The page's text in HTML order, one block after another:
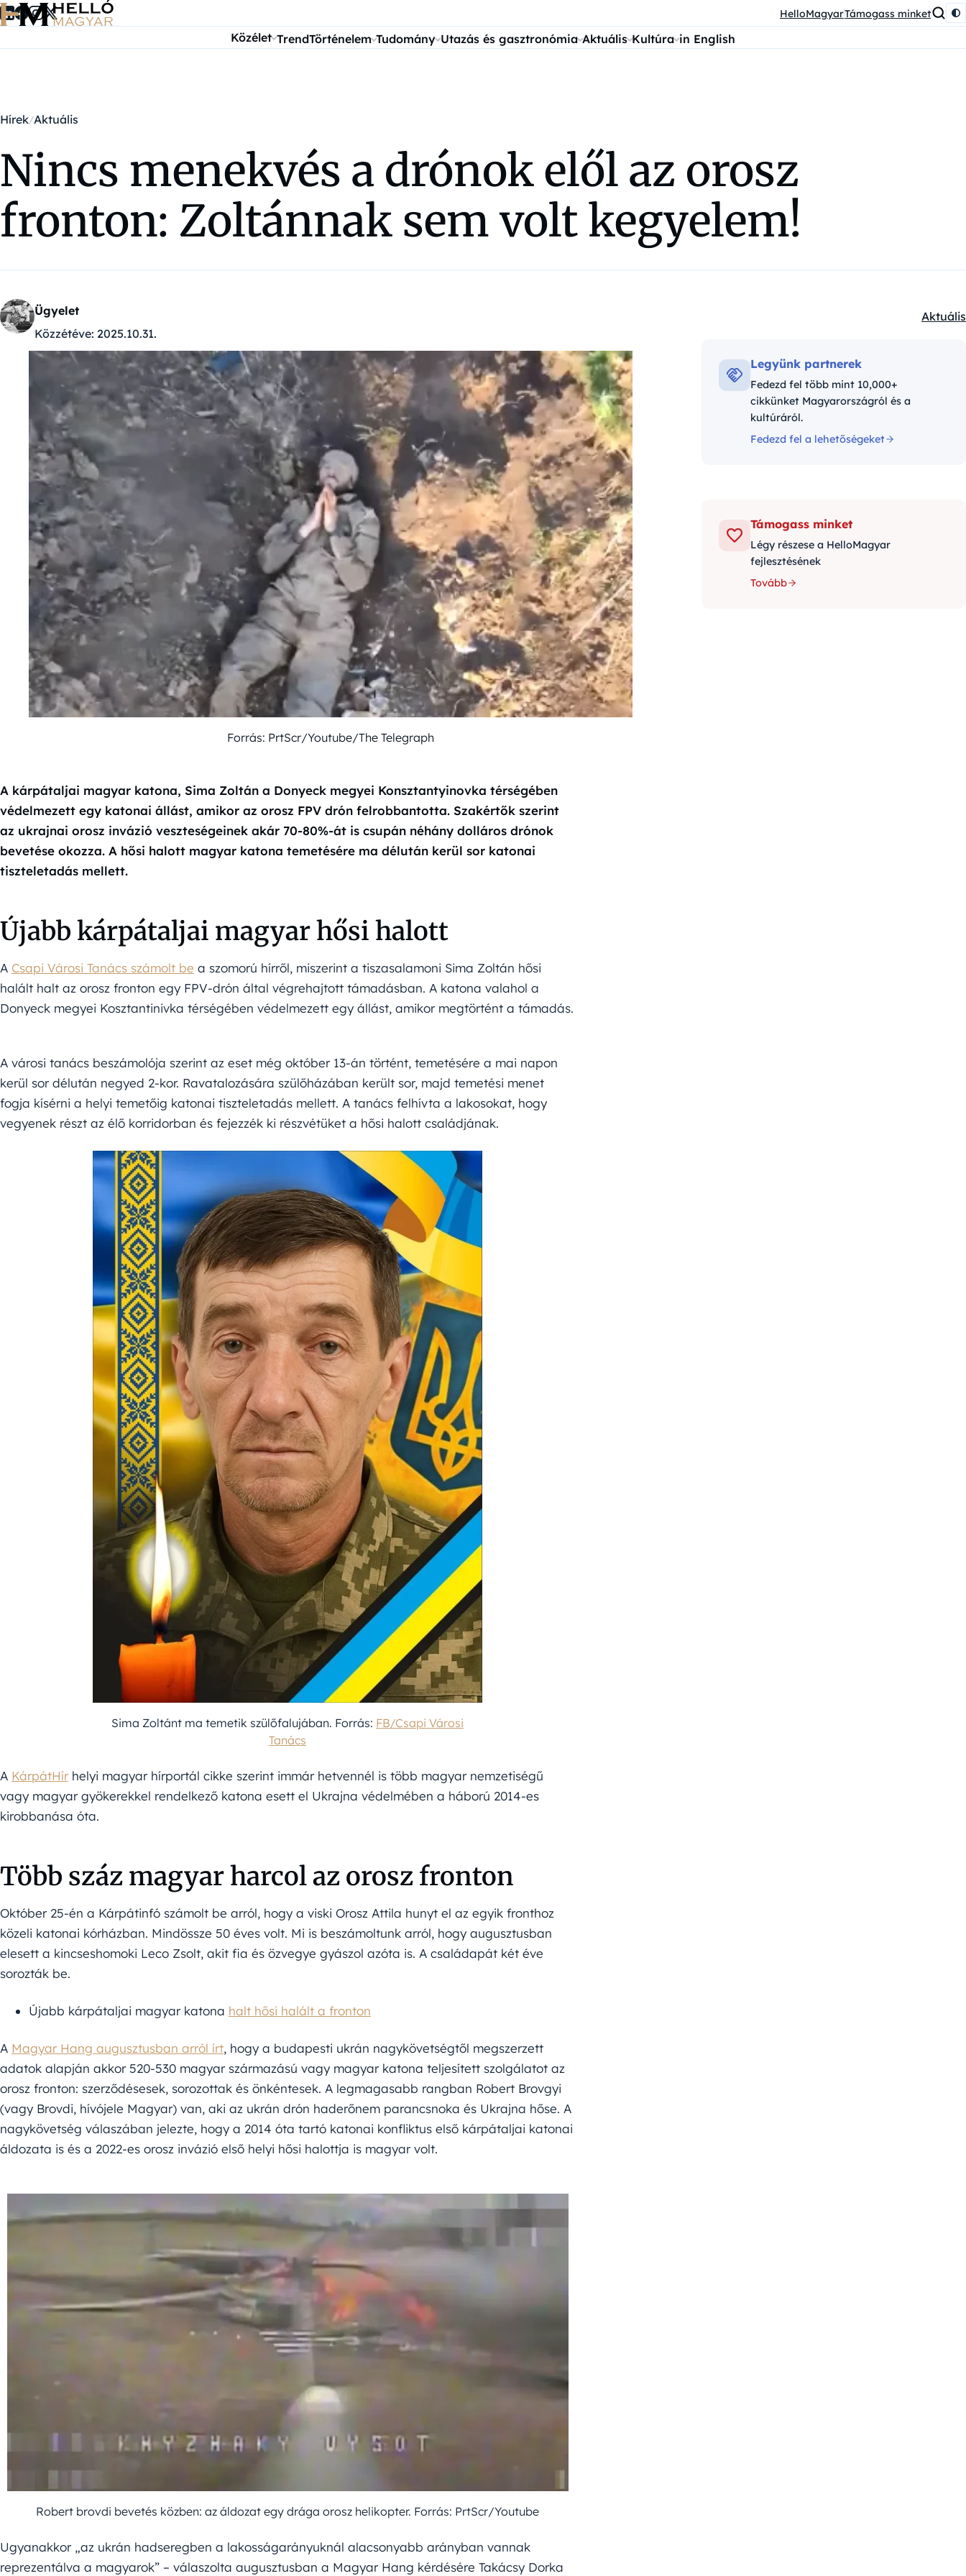
Ugrás a tartalomra HelloMagyarTámogass minket
Közélet TrendTörténelem Tudomány Utazás és gasztronómia Aktuális Kultúra in English
Hírek Aktuális
Nincs menekvés a drónok elől az orosz
fronton: Zoltánnak sem volt kegyelem!
Ügyelet
Közzétéve: 2025.10.31.
Aktuális
Forrás: PrtScr/Youtube/The Telegraph
A kárpátaljai magyar katona, Sima Zoltán a Donyeck megyei Konsztantyinovka térségében
védelmezett egy katonai állást, amikor az orosz FPV drón felrobbantotta. Szakértők szerint
az ukrajnai orosz invázió veszteségeinek akár 70-80%-át is csupán néhány dolláros drónok
bevetése okozza. A hősi halott magyar katona temetésére ma délután kerül sor katonai
tiszteletadás mellett.
Újabb kárpátaljai magyar hősi halott
A Csapi Városi Tanács számolt be a szomorú hírről, miszerint a tiszasalamoni Sima Zoltán hősi
halált halt az orosz fronton egy FPV-drón által végrehajtott támadásban. A katona valahol a
Donyeck megyei Kosztantinivka térségében védelmezett egy állást, amikor megtörtént a támadás.
A városi tanács beszámolója szerint az eset még október 13-án történt, temetésére a mai napon
kerül sor délután negyed 2-kor. Ravatalozására szülőházában került sor, majd temetési menet
fogja kísérni a helyi temetőig katonai tiszteletadás mellett. A tanács felhívta a lakosokat, hogy
vegyenek részt az élő korridorban és fejezzék ki részvétüket a hősi halott családjának.
Sima Zoltánt ma temetik szülőfalujában. Forrás: FB/Csapi Városi
Tanács
A KárpátHír helyi magyar hírportál cikke szerint immár hetvennél is több magyar nemzetiségű
vagy magyar gyökerekkel rendelkező katona esett el Ukrajna védelmében a háború 2014-es
kirobbanása óta.
Több száz magyar harcol az orosz fronton
Október 25-én a Kárpátinfó számolt be arról, hogy a viski Orosz Attila hunyt el az egyik fronthoz
közeli katonai kórházban. Mindössze 50 éves volt. Mi is beszámoltunk arról, hogy augusztusban
elesett a kincseshomoki Leco Zsolt, akit fia és özvegye gyászol azóta is. A családapát két éve
sorozták be.
Újabb kárpátaljai magyar katona halt hősi halált a fronton
A Magyar Hang augusztusban arról írt, hogy a budapesti ukrán nagykövetségtől megszerzett
adatok alapján akkor 520-530 magyar származású vagy magyar katona teljesített szolgálatot az
orosz fronton: szerződésesek, sorozottak és önkéntesek. A legmagasabb rangban Robert Brovgyi
(vagy Brovdi, hívójele Magyar) van, aki az ukrán drón haderőnem parancsnoka és Ukrajna hőse. A
nagykövetség válaszában jelezte, hogy a 2014 óta tartó katonai konfliktus első kárpátaljai katonai
áldozata is és a 2022-es orosz invázió első helyi hősi halottja is magyar volt.
Robert brovdi bevetés közben: az áldozat egy drága orosz helikopter. Forrás: PrtScr/Youtube
Ugyanakkor „az ukrán hadseregben a lakosságarányuknál alacsonyabb arányban vannak
reprezentálva a magyarok” – válaszolta augusztusban a Magyar Hang kérdésére Takácsy Dorka
Legyünk partnerek
Fedezd fel több mint 10,000+
cikkünket Magyarországról és a
kultúráról.
Fedezd fel a lehetőségeket
Támogass minket
Légy részese a HelloMagyar
fejlesztésének
Tovább